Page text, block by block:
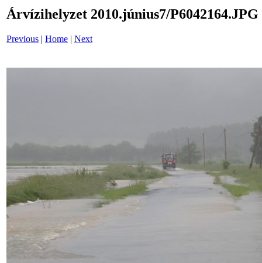
Árvízihelyzet 2010.június7/P6042164.JPG
Previous | Home | Next